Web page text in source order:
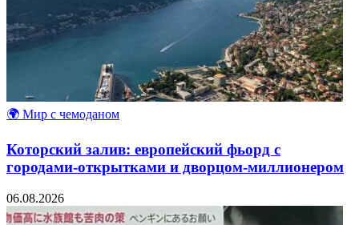
🌍 Мир с чемоданом
Которский залив: европейский фьорд с
городами-открытками и дворцом-миллионером
06.08.2026